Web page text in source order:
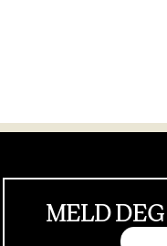
MELD